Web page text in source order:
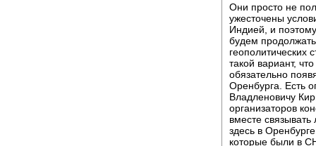
Они просто не
ужесточены
Индией, и
будем
геополитических
такой вариант,
обязательно
Оренбурга. Есть
Владленовичу
организаторов
вместе
здесь в
которые были в